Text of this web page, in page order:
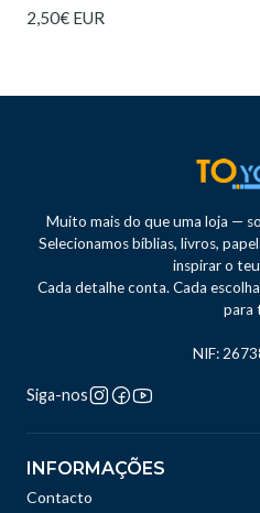
2,50€ EUR
Muito mais do que uma loja —
Selecionamos bíblias, livros,
inspirar o
Cada detalhe conta. Cada
para
NIF:
Siga-nos
INFORMAÇÕES
Contacto